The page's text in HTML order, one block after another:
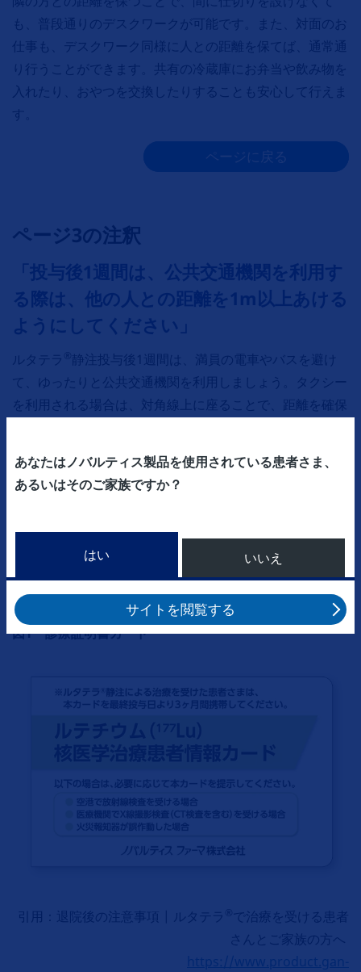
も、普段通りのデスクワークが可能です。また、対面のお
仕事も、デスクワーク同様に人との距離を保てば、通常通
り行うことができます。共有の冷蔵庫にお弁当や飲み物を
入れたり、おやつを交換したりすることも安心して行えま
す。
ページに戻る
ページ3の注釈
「投与後1週間は、公共交通機関を利用す
る際は、他の人との距離を1m以上あける
ようにしてください」
ルタテラ ® 静注投与後1週間は、満員の電車やバスを避け
て、ゆったりと公共交通機関を利用しましょう。タクシー
を利用される場合は、対角線上に座ることで、距離を確保
距離を心配する必要はありません。ただし、投与後3カ月
以内に出張や旅行で飛行機に乗る際は、放射線検査で留め
事態に備え、診療証明書カード（図1）を携帯しておくと
安心です。診療証明書カードは病院で受け取ることができ
るので、かかりつけの先生へお申し出ください。
図1 診療証明書カード
引用：退院後の注意事項 | ルタテラ ®
で治療を受ける患者
さんとご家族の方へ
https://www.product.gan-
あなたはノバルティス製品を使用されている患者さま、
あるいはそのご家族ですか？
はい いいえ
サイトを閲覧する